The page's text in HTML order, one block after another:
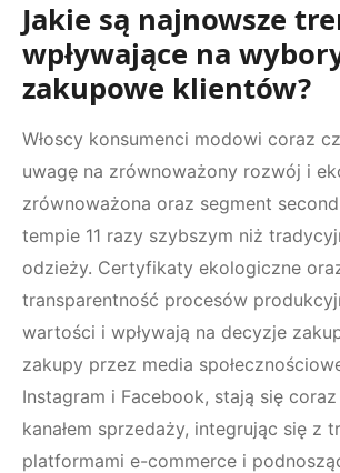
Jakie są najnowsze
wpływające na
zakupowe klientów?
Włoscy konsumenci modowi coraz
uwagę na zrównoważony rozwój i
zrównoważona oraz segment
tempie 11 razy szybszym niż
odzieży. Certyfikaty ekologiczne
transparentność procesów
wartości i wpływają na decyzje
zakupy przez media
Instagram i Facebook, stają się
kanałem sprzedaży, integrując się z
platformami e-commerce i